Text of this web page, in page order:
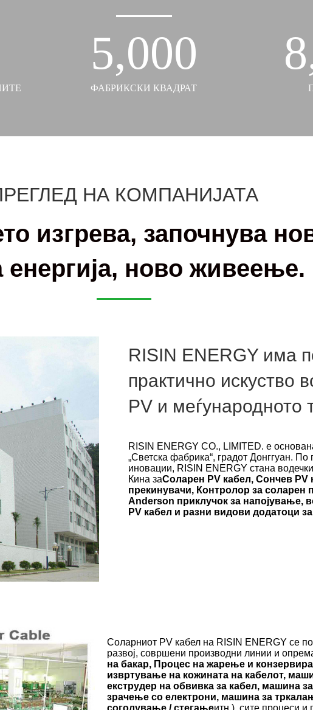
5,000
ФАБРИКСКИ КВАДРАТ
НА КОМПАНИЈАТА
изгрева, започнува
енергија, ново живеење.
RISIN ENERGY има
практично искуство
PV и меѓународното
RISIN ENERGY CO., LIMITED. е
„Светска фабрика“, градот Донггуан.
иновации, RISIN ENERGY стана
Кина заСоларен PV кабел, Сончев PV
прекинувачи, Контролор за соларен
Anderson приклучок за напојување,
PV кабел и разни видови додатоци
Соларниот PV кабел на RISIN ENERGY се
развој, совршени производни линии и
на бакар, Процес на жарење и
извртување на кожината на кабелот,
екструдер на обвивка за кабел, машина
зрачење со електрони, машина за
соголување / стегањеитн.), сите процеси